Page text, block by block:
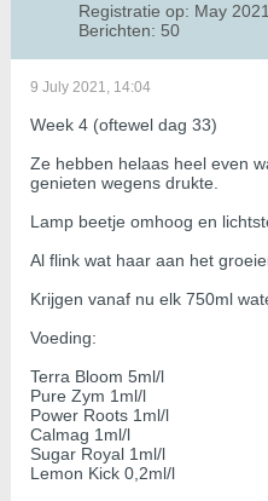
Registratie op: May 2021
Berichten: 50
9 July 2021, 14:04
Week 4 (oftewel dag 33)
Ze hebben helaas heel even
genieten wegens drukte.
Lamp beetje omhoog en
Al flink wat haar aan het
Krijgen vanaf nu elk 750ml
Voeding:
Terra Bloom 5ml/l
Pure Zym 1ml/l
Power Roots 1ml/l
Calmag 1ml/l
Sugar Royal 1ml/l
Lemon Kick 0,2ml/l